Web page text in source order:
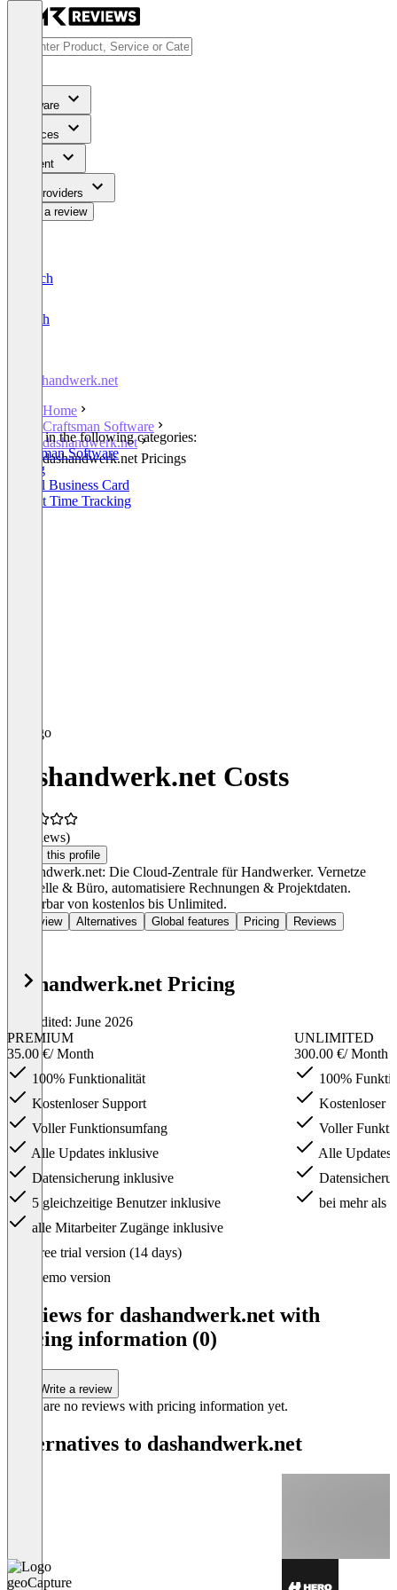
Software
Services
Content
For Providers
Write a review
Deutsch
English
dashandwerk.net
Home
Craftsman Software
dashandwerk.net
dashandwerk.net Pricings
Listed in the following categories:
Craftsman Software
Billing
Digital Business Card
Project Time Tracking
dashandwerk.net Costs
(0 reviews)
Claim this profile
dashandwerk.net: Die Cloud-Zentrale für Handwerker. Vernetze
Baustelle & Büro, automatisiere Rechnungen & Projektdaten.
Skalierbar von kostenlos bis Unlimited.
Overview Alternatives Global features Pricing Reviews
dashandwerk.net Pricing
Last edited: June 2026
PREMIUM
35.00 €/ Month
100% Funktionalität
Kostenloser Support
Voller Funktionsumfang
Alle Updates inklusive
Datensicherung inklusive
5 gleichzeitige Benutzer inklusive
alle Mitarbeiter Zugänge inklusive
UNLIMITED
300.00 €/ Month
100%
Kostenloser
Voller
Alle Updates
bei mehr als
Free trial version (14 days)
Demo version
Reviews for dashandwerk.net with
pricing information (0)
Write a review
There are no reviews with pricing information yet.
Alternatives to dashandwerk.net
geoCapture